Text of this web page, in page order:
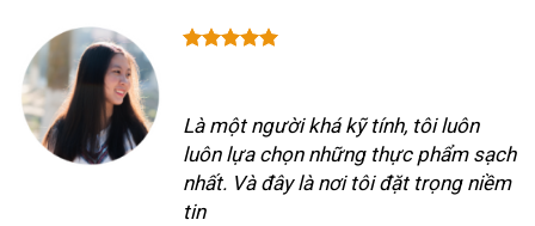
Là một người khá kỹ tính, tôi luôn
luôn lựa chọn những thực phẩm sạch
nhất. Và đây là nơi tôi đặt trọng niềm
tin